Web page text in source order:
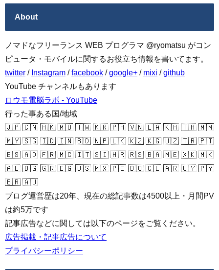
About
ノマドなフリーランス WEB プログラマ @ryomatsu がコン
ピュータ・モバイルに関するお役立ち情報を書いてます。
twitter / Instagram /facebook /google+ / mixi /github
YouTube チャンネルもあります
ロウモ電脳ラボ - YouTube
行った事ある国/地域
🇯🇵 🇨🇳 🇭🇰 🇲🇴 🇹🇼 🇰🇷 🇵🇭 🇻🇳 🇱🇦 🇰🇭 🇹🇭 🇲🇲
🇲🇾 🇸🇬 🇮🇩 🇮🇳 🇧🇩 🇳🇵 🇱🇰 🇰🇿 🇰🇬 🇺🇿 🇹🇷 🇵🇹
🇪🇸 🇦🇩 🇫🇷 🇲🇨 🇮🇹 🇸🇮 🇭🇷 🇷🇸 🇧🇦 🇲🇪 🇽🇰 🇲🇰
🇦🇱 🇧🇬 🇬🇷 🇪🇬 🇺🇸 🇲🇽 🇵🇪 🇧🇴 🇨🇱 🇦🇷 🇺🇾 🇵🇾
🇧🇷 🇦🇺
ブログ運営歴は20年、現在の総記事数は4500以上・月間PV
は約5万です
記事広告などに関しては以下のページをご覧ください。
広告掲載・記事広告について
プライバシーポリシー